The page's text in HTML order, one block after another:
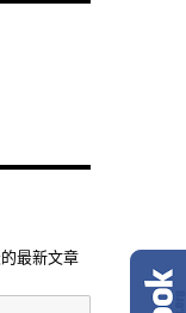
最新文章